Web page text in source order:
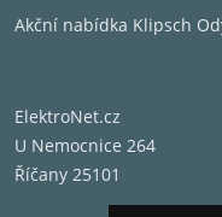
Akční nabídka Klipsch
ElektroNet.cz
U Nemocnice 264
Říčany 25101